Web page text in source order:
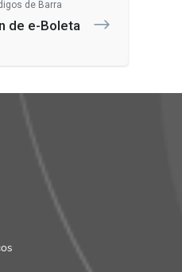
de Barra
de e-Boleta